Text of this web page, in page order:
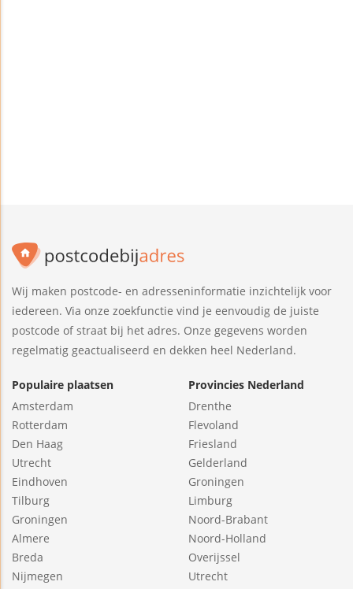
Wij maken postcode- en adresseninformatie inzichtelijk voor
iedereen. Via onze zoekfunctie vind je eenvoudig de juiste
postcode of straat bij het adres. Onze gegevens worden
regelmatig geactualiseerd en dekken heel Nederland.
Populaire plaatsen
Amsterdam
Rotterdam
Den Haag
Utrecht
Eindhoven
Tilburg
Groningen
Almere
Breda
Nijmegen
Provincies Nederland
Drenthe
Flevoland
Friesland
Gelderland
Groningen
Limburg
Noord-Brabant
Noord-Holland
Overijssel
Utrecht